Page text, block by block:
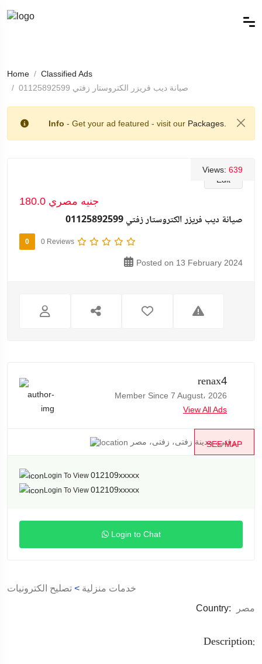
Home
Classified Ads
صيانة ديب فريزر الكتروستار زفتي 01125892599
Info - Get your ad featured - visit our Packages.
Edit
Views: 639
180.0 جنيه مصري
صيانة ديب فريزر الكتروستار زفتي 01125892599
0 0 Reviews
Posted on 13 February 2024
renax4
Member Since 7 August، 2026
View All Ads
SEE MAP
زفتى، مدينة زفتى، زفتى، مصر...
Login To View 012109xxxxx
Login To View 012109xxxxx
Login to Chat
خدمات منزلية > تصليح الكترونيات
Country:
مصر
Description: